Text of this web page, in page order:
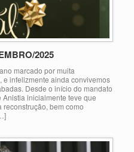
2025
marcado por muita
infelizmente ainda convivemos
Desde o início do mandato
inicialmente teve que
bem como